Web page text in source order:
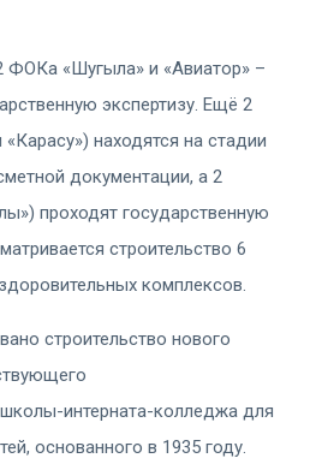
ФОКа «Шугыла» и «Авиатор» –
экспертизу. Ещё 2
находятся на стадии
документации, а 2
проходят государственную
строительство 6
комплексов.
строительство нового
интерната-колледжа для
основанного в 1935 году.